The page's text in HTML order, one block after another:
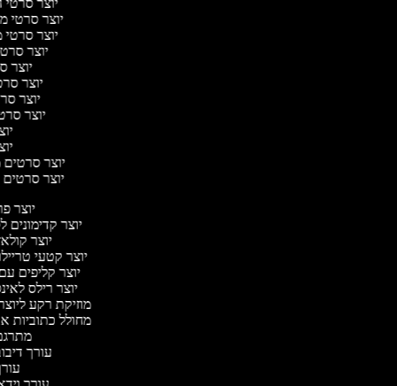
יוצר סרטי
יוצר סרטי
יוצר סרטי
יוצר
יוצר
יוצר
יוצר
יוצר
יוצר סרטים
יוצר סרטים
יוצר
יוצר
יוצר
יוצר קטעי
יוצר קליפים
יוצר רילס
מוזיקת רקע
מחולל כתוביות
עורך